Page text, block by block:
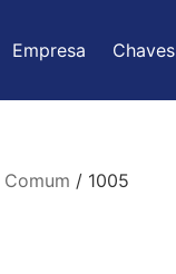
Empresa Chaves
Comum / 1005